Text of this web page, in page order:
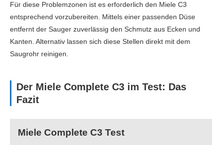
Für diese Problemzonen ist es erforderlich den Miele C3
entsprechend vorzubereiten. Mittels einer passenden Düse
entfernt der Sauger zuverlässig den Schmutz aus Ecken und
Kanten. Alternativ lassen sich diese Stellen direkt mit dem
Saugrohr reinigen.
Der Miele Complete C3 im Test: Das
Fazit
Miele Complete C3 Test